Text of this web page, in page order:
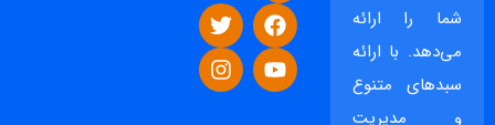
شما را ارائه
می‌دهد. با ارائه
سبدهای متنوع
و مدیریت